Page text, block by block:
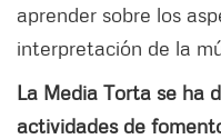
aprender sobre los
interpretación de la
La Media Torta se ha
actividades de